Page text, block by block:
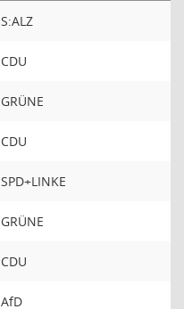
S:ALZ
CDU
GRÜNE
CDU
SPD+LINKE
GRÜNE
CDU
AfD